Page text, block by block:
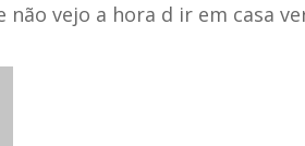
não vejo a hora d ir em casa